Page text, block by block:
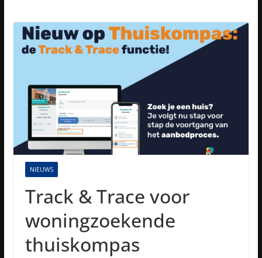
NIEUWS
Track & Trace voor
woningzoekende
thuiskompas